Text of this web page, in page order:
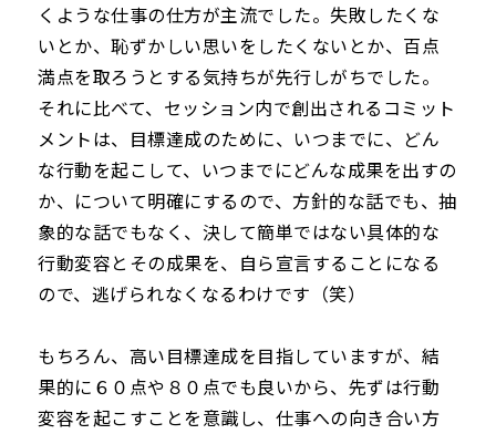
くような仕事の仕方が主流でした。失敗したくな
いとか、恥ずかしい思いをしたくないとか、百点
満点を取ろうとする気持ちが先行しがちでした。
それに比べて、セッション内で創出されるコミット
メントは、目標達成のために、いつまでに、どん
な行動を起こして、いつまでにどんな成果を出すの
か、について明確にするので、方針的な話でも、抽
象的な話でもなく、決して簡単ではない具体的な
行動変容とその成果を、自ら宣言することになる
ので、逃げられなくなるわけです（笑）
もちろん、高い目標達成を目指していますが、結
果的に６０点や８０点でも良いから、先ずは行動
変容を起こすことを意識し、仕事への向き合い方